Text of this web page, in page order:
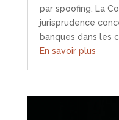
par spoofing. La
jurisprudence
banques dans les
En savoir plus